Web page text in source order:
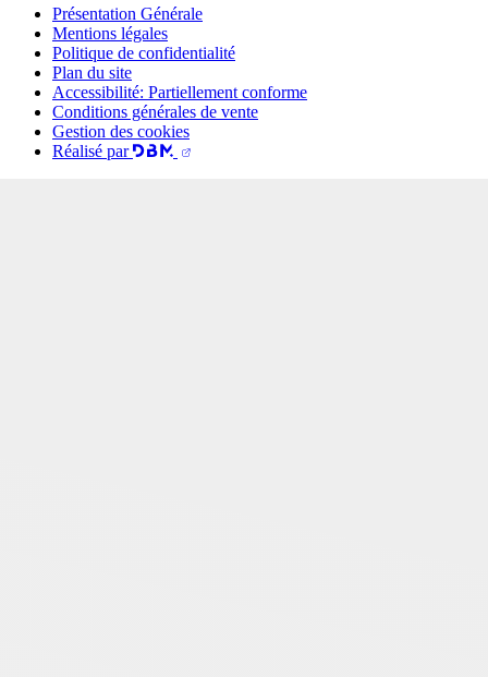
Présentation Générale
Mentions légales
Politique de confidentialité
Plan du site
Accessibilité: Partiellement conforme
Conditions générales de vente
Gestion des cookies
Réalisé par